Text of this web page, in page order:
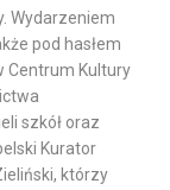
Wydarzeniem
pod hasłem
Centrum Kultury
szkół oraz
Kurator
którzy